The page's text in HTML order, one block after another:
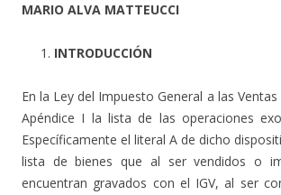
MARIO ALVA MATTEUCCI
INTRODUCCIÓN
En la Ley del Impuesto General a las
Apéndice I la lista de las operaciones
Específicamente el literal A de dicho
lista de bienes que al ser vendidos o
encuentran gravados con el IGV, al ser